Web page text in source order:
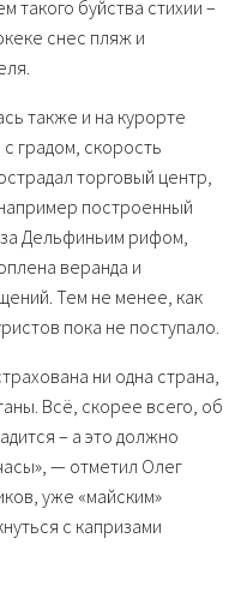
такого буйства стихии –
снес пляж и
также и на курорте
градом, скорость
торговый центр,
построенный
за Дельфиньим рифом,
веранда и
Тем не менее, как
пока не поступало.
ни одна страна,
Всё, скорее всего, об
– а это должно
— отметил Олег
уже «майским»
с капризами